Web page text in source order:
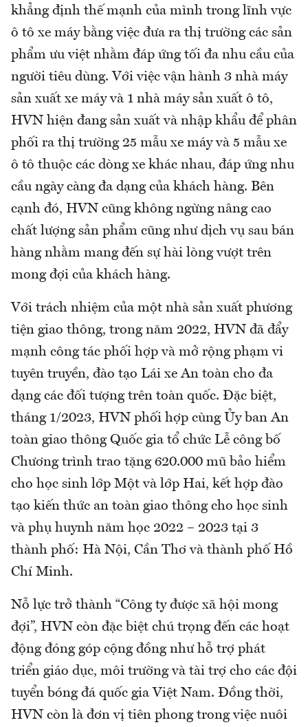
khẳng định thế mạnh của mình trong lĩnh vực
ô tô xe máy bằng việc đưa ra thị trường các sản
phẩm ưu việt nhằm đáp ứng tối đa nhu cầu của
người tiêu dùng. Với việc vận hành 3 nhà máy
sản xuất xe máy và 1 nhà máy sản xuất ô tô,
HVN hiện đang sản xuất và nhập khẩu để phân
phối ra thị trường 25 mẫu xe máy và 5 mẫu xe
ô tô thuộc các dòng xe khác nhau, đáp ứng nhu
cầu ngày càng đa dạng của khách hàng. Bên
cạnh đó, HVN cũng không ngừng nâng cao
chất lượng sản phẩm cũng như dịch vụ sau bán
hàng nhằm mang đến sự hài lòng vượt trên
mong đợi của khách hàng.
Với trách nhiệm của một nhà sản xuất phương
tiện giao thông, trong năm 2022, HVN đã đẩy
mạnh công tác phối hợp và mở rộng phạm vi
tuyên truyền, đào tạo Lái xe An toàn cho đa
dạng các đối tượng trên toàn quốc. Đặc biệt,
tháng 1/2023, HVN phối hợp cùng Ủy ban An
toàn giao thông Quốc gia tổ chức Lễ công bố
Chương trình trao tặng 620.000 mũ bảo hiểm
cho học sinh lớp Một và lớp Hai, kết hợp đào
tạo kiến thức an toàn giao thông cho học sinh
và phụ huynh năm học 2022 – 2023 tại 3
thành phố: Hà Nội, Cần Thơ và thành phố Hồ
Chí Minh.
Nỗ lực trở thành “Công ty được xã hội mong
đợi”, HVN còn đặc biệt chú trọng đến các hoạt
động đóng góp cộng đồng như hỗ trợ phát
triển giáo dục, môi trường và tài trợ cho các đội
tuyển bóng đá quốc gia Việt Nam. Đồng thời,
HVN còn là đơn vị tiên phong trong việc nuôi